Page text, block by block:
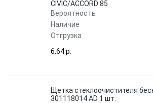
CIVIC/ACCORD 85
Вероятность
Наличие
Отгрузка
6.64 p.
Щетка стеклоочистителя
301118014 AD 1 шт.